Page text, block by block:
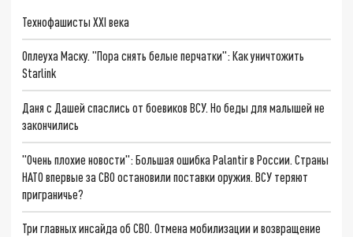
Технофашисты XXI века
Оплеуха Маску. "Пора снять белые перчатки": Как уничтожить
Starlink
Даня с Дашей спаслись от боевиков ВСУ. Но беды для малышей не
закончились
"Очень плохие новости": Большая ошибка Palantir в России. Страны
НАТО впервые за СВО остановили поставки оружия. ВСУ теряют
приграничье?
Три главных инсайда об СВО. Отмена мобилизации и возвращение